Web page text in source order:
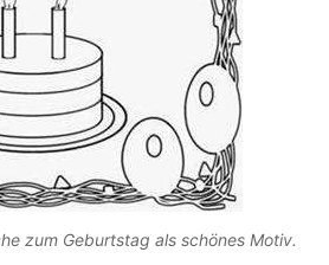
zum Geburtstag als schönes Motiv.